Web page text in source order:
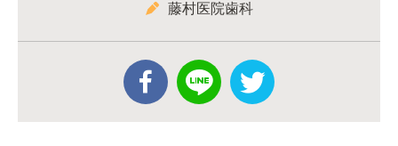
藤村医院歯科